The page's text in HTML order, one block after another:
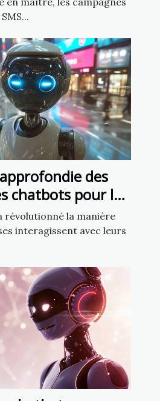
des
chatbots pour la
révolutionné la manière
interagissent avec leurs